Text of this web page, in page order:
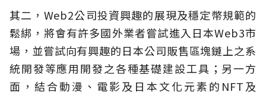
其二，Web2公司投資興趣的展現及穩定幣規範的
鬆綁，將會有許多國外業者嘗試進入日本Web3市
場，並嘗試向有興趣的日本公司販售區塊鏈上之系
統開發等應用開發之各種基礎建設工具；另一方
面，結合動漫、電影及日本文化元素的NFT及